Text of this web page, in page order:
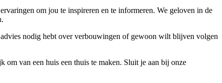
om jou te inspireren en te informeren. We geloven in de
nodig hebt over verbouwingen of gewoon wilt blijven volgen
van een huis een thuis te maken. Sluit je aan bij onze